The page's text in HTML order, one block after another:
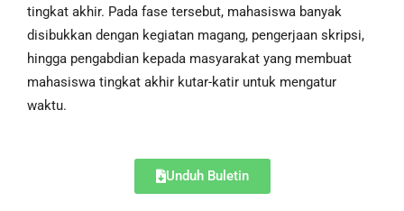
tingkat akhir. Pada fase tersebut, mahasiswa banyak
disibukkan dengan kegiatan magang, pengerjaan skripsi,
hingga pengabdian kepada masyarakat yang membuat
mahasiswa tingkat akhir kutar-katir untuk mengatur
waktu.
Unduh Buletin